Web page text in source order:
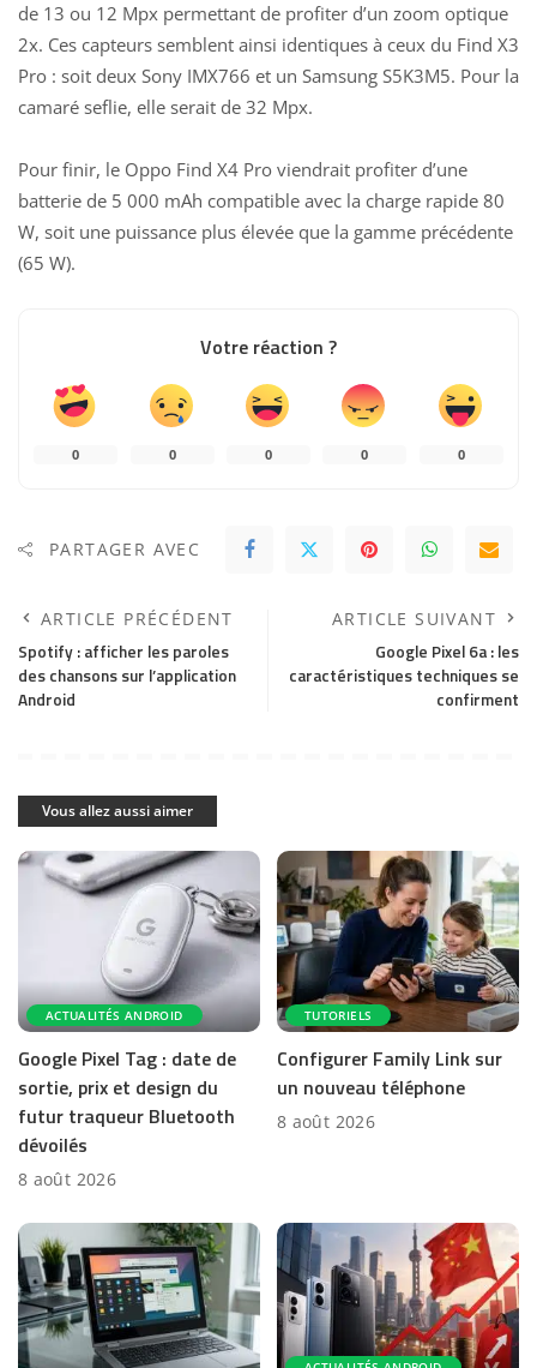
de 13 ou 12 Mpx permettant de profiter d’un zoom optique
2x. Ces capteurs semblent ainsi identiques à ceux du Find X3
Pro : soit deux Sony IMX766 et un Samsung S5K3M5. Pour la
camaré seflie, elle serait de 32 Mpx.
Pour finir, le Oppo Find X4 Pro viendrait profiter d’une
batterie de 5 000 mAh compatible avec la charge rapide 80
W, soit une puissance plus élevée que la gamme précédente
(65 W).
Votre réaction ?
0 0 0 0 0
PARTAGER AVEC
ARTICLE PRÉCÉDENT
Spotify : afficher les paroles
des chansons sur l’application
Android
ARTICLE SUIVANT
Google Pixel 6a : les
caractéristiques techniques se
confirment
Vous allez aussi aimer
ACTUALITÉS ANDROID
Google Pixel Tag : date de
sortie, prix et design du
futur traqueur Bluetooth
dévoilés
8 août 2026
TUTORIELS
Configurer Family Link sur
un nouveau téléphone
8 août 2026